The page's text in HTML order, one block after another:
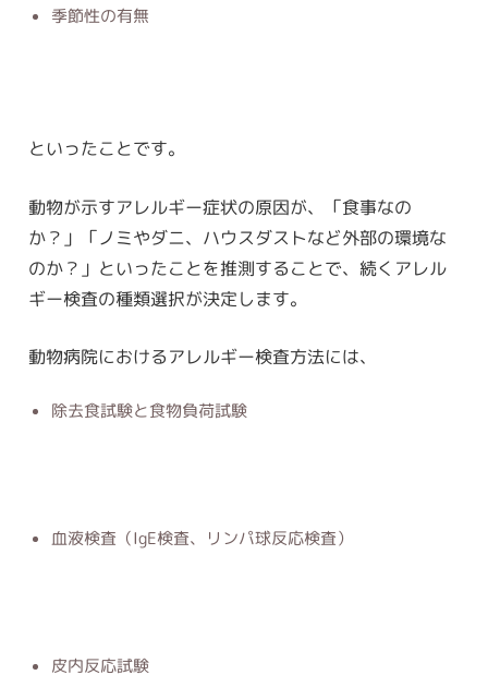
季節性の有無
といったことです。
動物が示すアレルギー症状の原因が、「食事なの
か？」「ノミやダニ、ハウスダストなど外部の環境な
のか？」といったことを推測することで、続くアレル
ギー検査の種類選択が決定します。
動物病院におけるアレルギー検査方法には、
除去食試験と食物負荷試験
血液検査（IgE検査、リンパ球反応検査）
皮内反応試験